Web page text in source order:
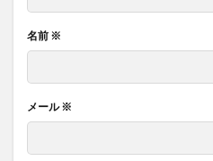
名前 ※
メール※